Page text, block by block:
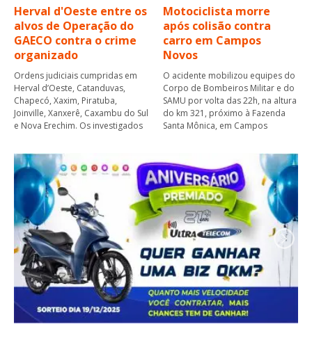
Herval d'Oeste entre os
alvos de Operação do
GAECO contra o crime
organizado
Ordens judiciais cumpridas em
Herval d’Oeste, Catanduvas,
Chapecó, Xaxim, Piratuba,
Joinville, Xanxerê, Caxambu do Sul
e Nova Erechim. Os investigados
Motociclista morre
após colisão contra
carro em Campos
Novos
O acidente mobilizou equipes do
Corpo de Bombeiros Militar e do
SAMU por volta das 22h, na altura
do km 321, próximo à Fazenda
Santa Mônica, em Campos